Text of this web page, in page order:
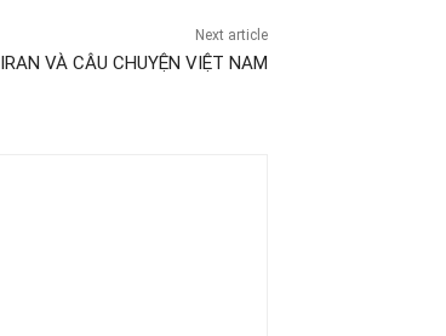
Next article
IRAN VÀ CÂU CHUYỆN VIỆT NAM